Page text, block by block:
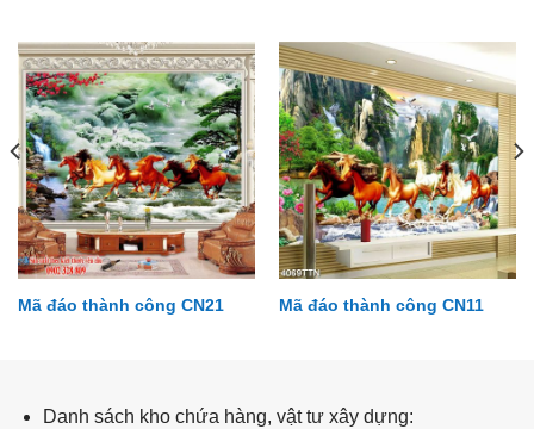
Mã đáo thành công CN21 Mã đáo thành công CN11
Danh sách kho chứa hàng, vật tư xây dựng: